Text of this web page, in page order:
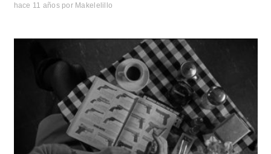
hace 11 años por Makelelillo